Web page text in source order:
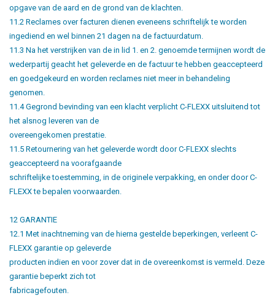
opgave van de aard en de grond van de klachten.
11.2 Reclames over facturen dienen eveneens schriftelijk te worden
ingediend en wel binnen 21 dagen na de factuurdatum.
11.3 Na het verstrijken van de in lid 1. en 2. genoemde termijnen wordt de
wederpartij geacht het geleverde en de factuur te hebben geaccepteerd
en goedgekeurd en worden reclames niet meer in behandeling
genomen.
11.4 Gegrond bevinding van een klacht verplicht C-FLEXX uitsluitend tot
het alsnog leveren van de
overeengekomen prestatie.
11.5 Retournering van het geleverde wordt door C-FLEXX slechts
geaccepteerd na voorafgaande
schriftelijke toestemming, in de originele verpakking, en onder door C-
FLEXX te bepalen voorwaarden.
12 GARANTIE
12.1 Met inachtneming van de hierna gestelde beperkingen, verleent C-
FLEXX garantie op geleverde
producten indien en voor zover dat in de overeenkomst is vermeld. Deze
garantie beperkt zich tot
fabricagefouten.